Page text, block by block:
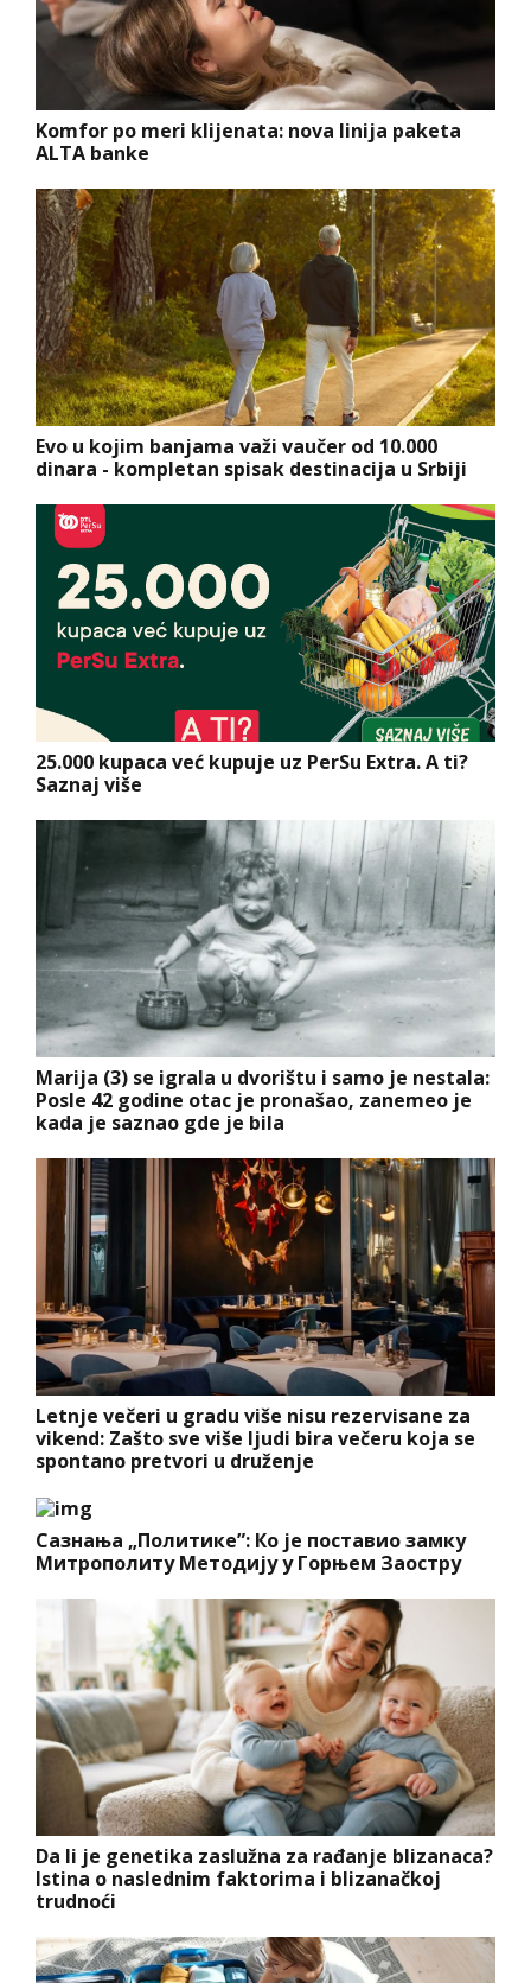
Komfor po meri klijenata: nova linija paketa
ALTA banke
Evo u kojim banjama važi vaučer od 10.000
dinara - kompletan spisak destinacija u Srbiji
25.000 kupaca već kupuje uz PerSu Extra. A ti?
Saznaj više
Marija (3) se igrala u dvorištu i samo je nestala:
Posle 42 godine otac je pronašao, zanemeo je
kada je saznao gde je bila
Letnje večeri u gradu više nisu rezervisane za
vikend: Zašto sve više ljudi bira večeru koja se
spontano pretvori u druženje
Сазнања „Политике”: Ко је поставио замку
Митрополиту Методију у Горњем Заостру
Da li je genetika zaslužna za rađanje blizanaca?
Istina o naslednim faktorima i blizanačkoj
trudnoći